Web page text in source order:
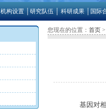
机构设置 研究队伍 科研成果 国际
您现在的位置： 首页 >
基因对